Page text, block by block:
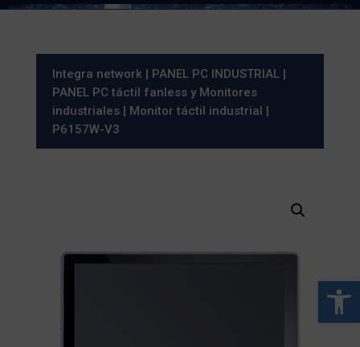
Abrir
Integra network| PANEL PC INDUSTRIAL|
PANEL PC táctil fanless y Monitores
industriales| Monitor táctil industrial |
P6157W-V3